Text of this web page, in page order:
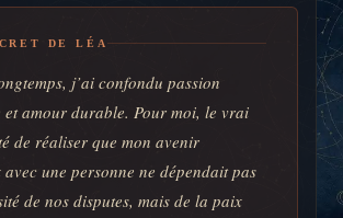
DE LÉA
j’ai confondu passion
et amour durable. Pour moi, le vrai
de réaliser que mon avenir
une personne ne dépendait pas
de nos disputes, mais de la paix